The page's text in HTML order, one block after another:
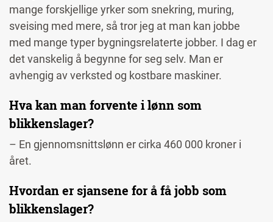
mange forskjellige yrker som snekring, muring,
sveising med mere, så tror jeg at man kan jobbe
med mange typer bygningsrelaterte jobber. I dag er
det vanskelig å begynne for seg selv. Man er
avhengig av verksted og kostbare maskiner.
Hva kan man forvente i lønn som
blikkenslager?
– En gjennomsnittslønn er cirka 460 000 kroner i
året.
Hvordan er sjansene for å få jobb som
blikkenslager?